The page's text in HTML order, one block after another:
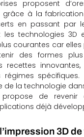
proposent
grâce à la
en passant par
les technologies 3D
courantes car
des formes
recettes
régimes
de la technologie
de revenir
déjà
3D